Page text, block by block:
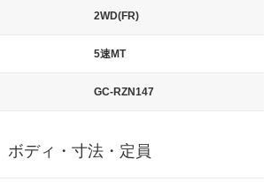
2WD(FR)
5速MT
GC-RZN147
ボディ・寸法・定員